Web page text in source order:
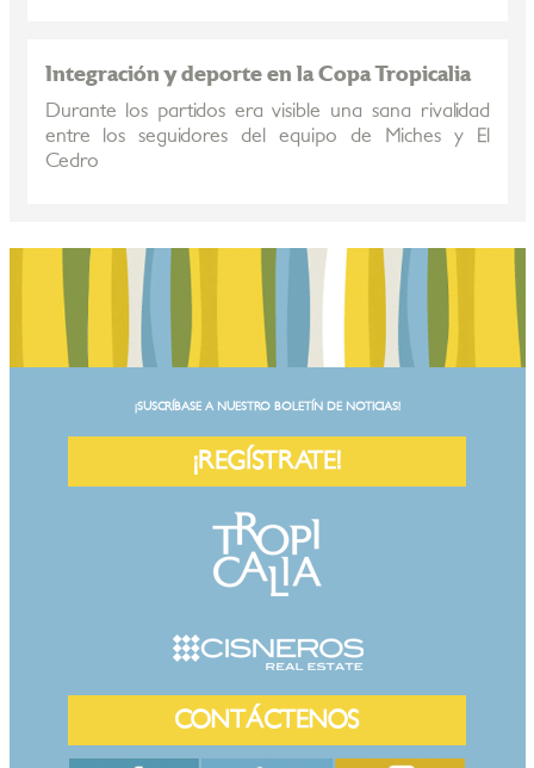
Integración y deporte en la Copa Tropicalia
Durante los partidos era visible una sana rivalidad
entre los seguidores del equipo de Miches y El
Cedro
¡SUSCRÍBASE A NUESTRO BOLETÍN DE NOTICIAS!
¡REGÍSTRATE!
CONTÁCTENOS